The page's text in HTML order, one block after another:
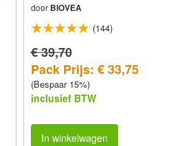
door BIOVEA
(144)
€ 39,70
Pack Prijs: € 33,75
(Bespaar 15%)
inclusief BTW
In winkelwagen